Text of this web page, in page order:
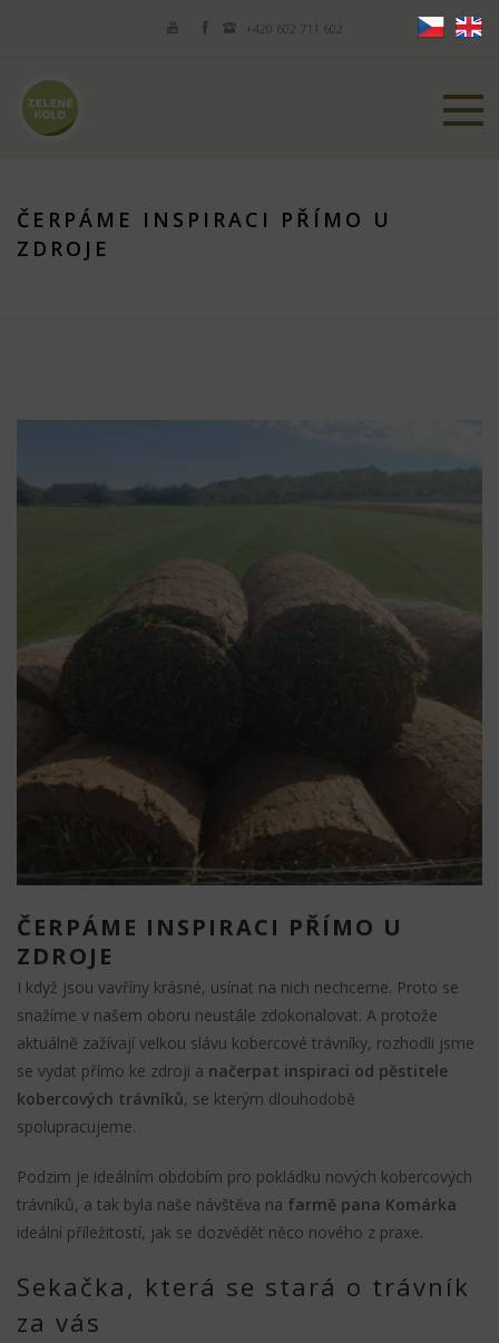
+420 602 711 602
ČERPÁME INSPIRACI PŘÍMO U
ZDROJE
ČERPÁME INSPIRACI PŘÍMO U
ZDROJE
I když jsou vavříny krásné, usínat na nich nechceme. Proto se
snažíme v našem oboru neustále zdokonalovat. A protože
aktuálně zažívají velkou slávu kobercové trávníky, rozhodli jsme
se vydat přímo ke zdroji a načerpat inspiraci od pěstitele
kobercových trávníků, se kterým dlouhodobě
spolupracujeme.
Podzim je ideálním obdobím pro pokládku nových kobercových
trávníků, a tak byla naše návštěva na farmě pana Komárka
ideální příležitostí, jak se dozvědět něco nového z praxe.
Sekačka, která se stará o trávník
za vás